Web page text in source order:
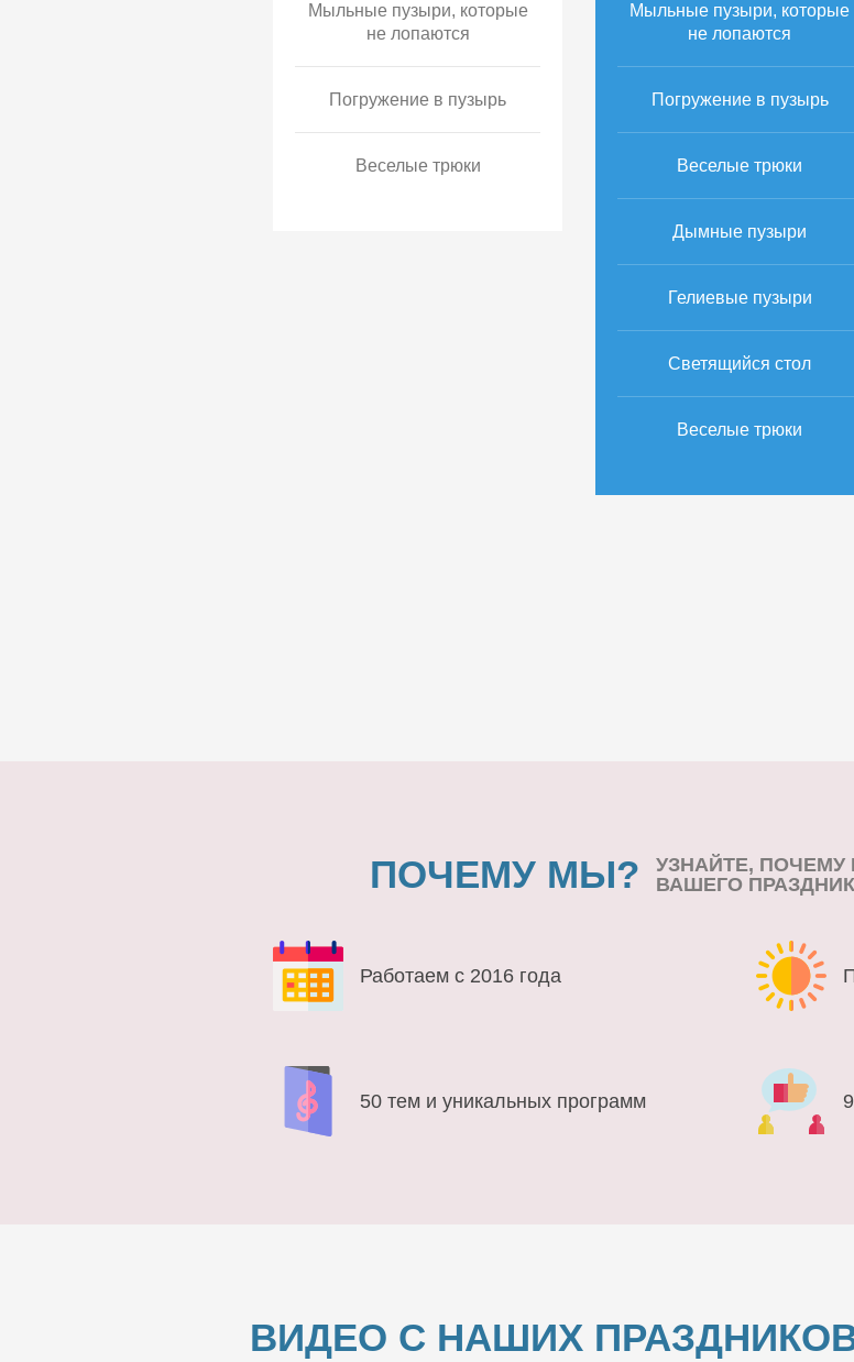
Мыльные пузыри, которые
не лопаются
Погружение в пузырь
Веселые трюки
Мыльные пузыри, которые
не лопаются
Погружение в пузырь
Веселые трюки
Дымные пузыри
Гелиевые пузыри
Светящийся стол
Веселые трюки
ПОЧЕМУ МЫ?
УЗНАЙТЕ, ПОЧЕМУ
ВАШЕГО
Работаем с 2016 года
50 тем и уникальных программ
ВИДЕО С НАШИХ